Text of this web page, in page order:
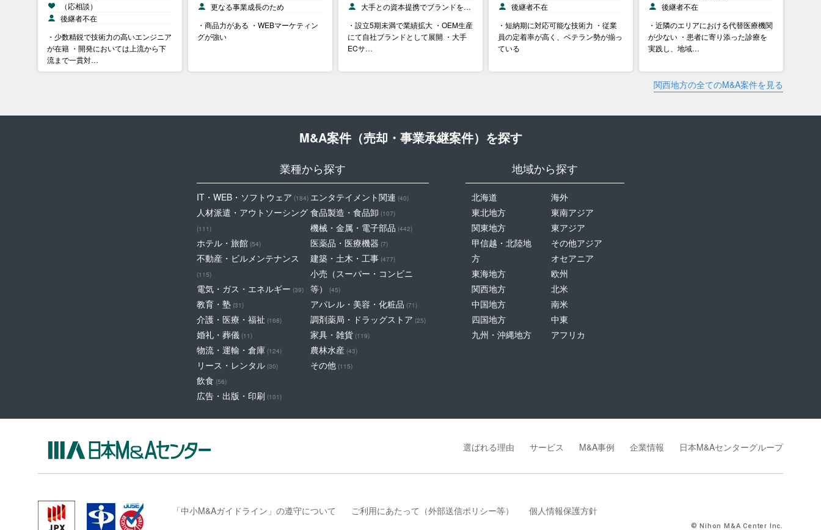
（応相談）
後継者不在
・少数精鋭で技術力の高いエンジニア
が在籍 ・開発においては上流から下
流まで一貫対…
更なる事業成長のため
・商品力がある ・WEBマーケティン
グが強い
大手との資本提携でブランドを…
・設立5期未満で業績拡大 ・OEM生産
にて自社ブランドとして展開 ・大手
ECサ…
後継者不在
・短納期に対応可能な技術力 ・従業
員の定着率が高く、ベテラン勢が揃っ
ている
後継者不在
・近隣のエリアにおける代替医療機関
が少ない ・患者に寄り添った診療を
実践し、地域…
関西地方の全てのM&A案件を見る
M&A案件（売却・事業承継案件）を探す
業種から探す
IT・WEB・ソフトウェア (184)
人材派遣・アウトソーシング
(111)
ホテル・旅館 (54)
不動産・ビルメンテナンス
(115)
電気・ガス・エネルギー (39)
教育・塾 (31)
介護・医療・福祉 (168)
婚礼・葬儀 (11)
物流・運輸・倉庫 (124)
リース・レンタル (30)
飲食 (56)
広告・出版・印刷 (101)
エンタテイメント関連 (40)
食品製造・食品卸 (107)
機械・金属・電子部品 (442)
医薬品・医療機器 (7)
建築・土木・工事 (477)
小売（スーパー・コンビニ
等）
(45)
アパレル・美容・化粧品 (71)
調剤薬局・ドラッグストア (25)
家具・雑貨 (119)
農林水産 (43)
その他 (115)
地域から探す
北海道
東北地方
関東地方
甲信越・北陸地
方
東海地方
関西地方
中国地方
四国地方
九州・沖縄地方
海外
東南アジア
東アジア
その他アジア
オセアニア
欧州
北米
南米
中東
アフリカ
選ばれる理由 サービス M&A事例 企業情報 日本M&Aセンターグループ
「中小M&Aガイドライン」の遵守について ご利用にあたって（外部送信ポリシー等）
個人情報保護方針
© Nihon M&A Center Inc.